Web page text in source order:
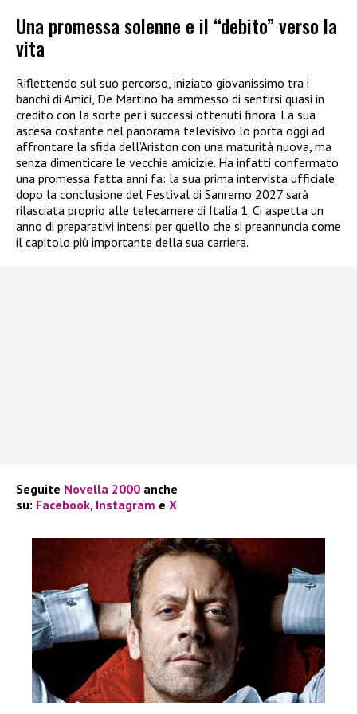
Una promessa solenne e il “debito” verso la
vita
Riflettendo sul suo percorso, iniziato giovanissimo tra i
banchi di Amici, De Martino ha ammesso di sentirsi quasi in
credito con la sorte per i successi ottenuti finora. La sua
ascesa costante nel panorama televisivo lo porta oggi ad
affrontare la sfida dell’Ariston con una maturità nuova, ma
senza dimenticare le vecchie amicizie. Ha infatti confermato
una promessa fatta anni fa: la sua prima intervista ufficiale
dopo la conclusione del Festival di Sanremo 2027 sarà
rilasciata proprio alle telecamere di Italia 1. Ci aspetta un
anno di preparativi intensi per quello che si preannuncia come
il capitolo più importante della sua carriera.
Seguite Novella 2000 anche
su: Facebook, Instagram e X